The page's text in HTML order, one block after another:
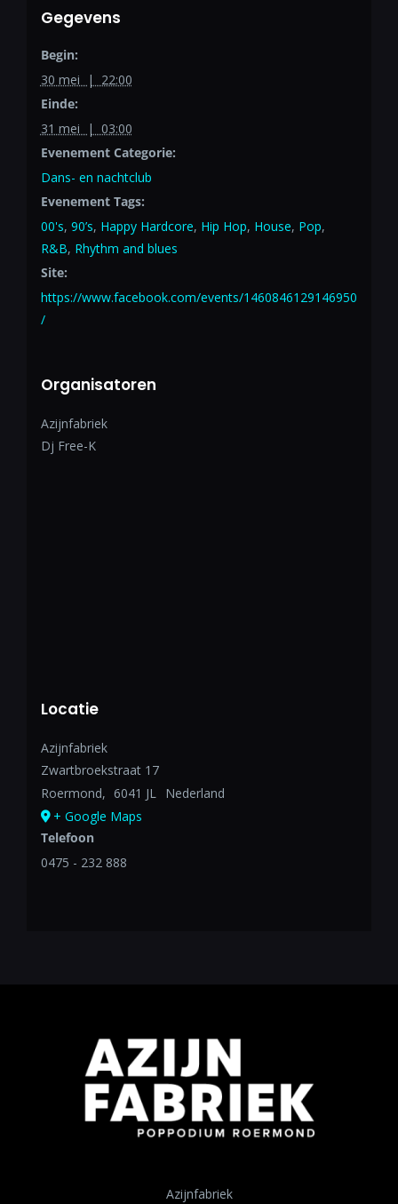
Gegevens
Begin:
30 mei | 22:00
Einde:
31 mei | 03:00
Evenement Categorie:
Dans- en nachtclub
Evenement Tags:
00's, 90’s, Happy Hardcore, Hip Hop, House, Pop,
R&B, Rhythm and blues
Site:
https://www.facebook.com/events/1460846129146950
/
Organisatoren
Azijnfabriek
Dj Free-K
Locatie
Azijnfabriek
Zwartbroekstraat 17
Roermond, 6041 JL Nederland
+ Google Maps
Telefoon
0475 - 232 888
Azijnfabriek